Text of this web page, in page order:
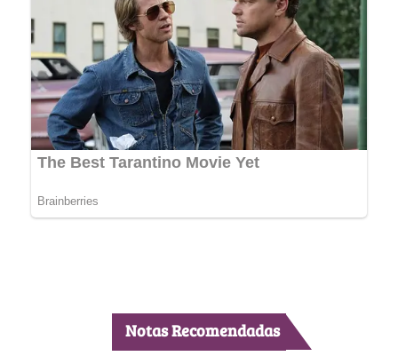
Notas Recomendadas